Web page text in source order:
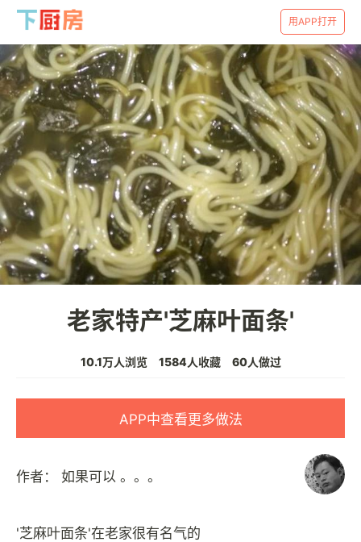
用APP打开
老家特产'芝麻叶面条'
10.1万人浏览 1584人收藏 60人做过
APP中查看更多做法
作者： 如果可以 。。。
'芝麻叶面条'在老家很有名气的